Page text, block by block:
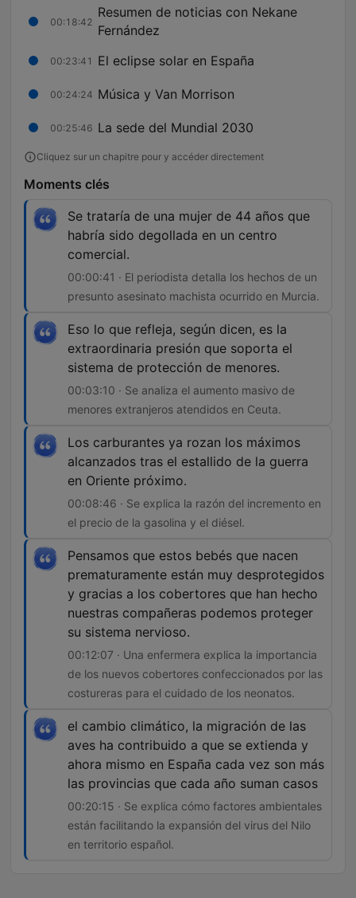
00:18:42
Resumen de noticias con Nekane
Fernández
00:23:41 El eclipse solar en España
00:24:24 Música y Van Morrison
00:25:46 La sede del Mundial 2030
Cliquez sur un chapitre pour y accéder directement
Moments clés
Se trataría de una mujer de 44 años que
habría sido degollada en un centro
comercial.
00:00:41 · El periodista detalla los hechos de un
presunto asesinato machista ocurrido en Murcia.
Eso lo que refleja, según dicen, es la
extraordinaria presión que soporta el
sistema de protección de menores.
00:03:10 · Se analiza el aumento masivo de
menores extranjeros atendidos en Ceuta.
Los carburantes ya rozan los máximos
alcanzados tras el estallido de la guerra
en Oriente próximo.
00:08:46 · Se explica la razón del incremento en
el precio de la gasolina y el diésel.
Pensamos que estos bebés que nacen
prematuramente están muy desprotegidos
y gracias a los cobertores que han hecho
nuestras compañeras podemos proteger
su sistema nervioso.
00:12:07 · Una enfermera explica la importancia
de los nuevos cobertores confeccionados por las
costureras para el cuidado de los neonatos.
el cambio climático, la migración de las
aves ha contribuido a que se extienda y
ahora mismo en España cada vez son más
las provincias que cada año suman casos
00:20:15 · Se explica cómo factores ambientales
están facilitando la expansión del virus del Nilo
en territorio español.